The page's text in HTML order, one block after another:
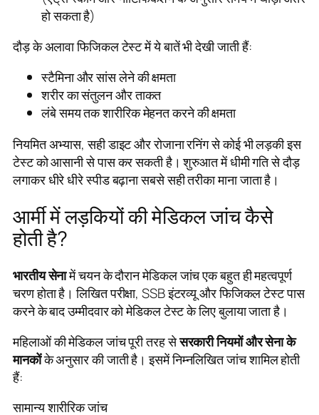
हो सकता है)
दौड़ के अलावा फिजिकल टेस्ट में ये बातें भी देखी जाती हैं:
स्टैमिना और सांस लेने की क्षमता
शरीर का संतुलन और ताकत
लंबे समय तक शारीरिक मेहनत करने की क्षमता
नियमित अभ्यास, सही डाइट और रोजाना रनिंग से कोई भी लड़की इस
टेस्ट को आसानी से पास कर सकती है। शुरुआत में धीमी गति से दौड़
लगाकर धीरे धीरे स्पीड बढ़ाना सबसे सही तरीका माना जाता है।
आर्मी में लड़कियों की मेडिकल जांच कैसे
होती है?
भारतीय सेनामें चयन के दौरान मेडिकल जांच एक बहुत ही महत्वपूर्ण
चरण होता है। लिखित परीक्षा, SSB इंटरव्यू और फिजिकल टेस्ट पास
करने के बाद उम्मीदवार को मेडिकल टेस्ट के लिए बुलाया जाता है।
महिलाओं की मेडिकल जांच पूरी तरह सेसरकारी नियमों और सेना के
मानकोंके अनुसार की जाती है। इसमें निम्नलिखित जांच शामिल होती
हैं:
सामान्य शारीरिक जांच